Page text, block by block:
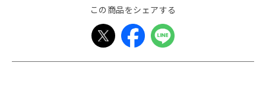
この商品をシェアする